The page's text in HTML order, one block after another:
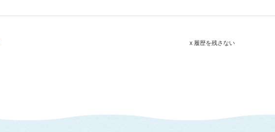
x 履歴を残さない